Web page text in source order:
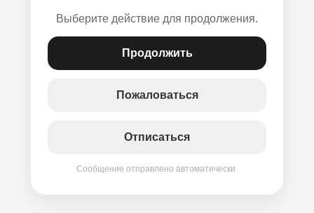
Выберите действие для продолжения.
Продолжить
Пожаловаться
Отписаться
Сообщение отправлено автоматически.